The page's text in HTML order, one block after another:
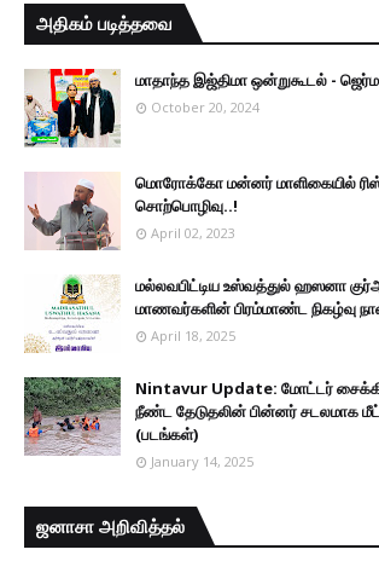
அதிகம் படித்தவை
மாதாந்த இஜ்திமா ஒன்றுகூடல் -
October 20, 2024
மொரோக்கோ மன்னர் மாளிகையில் ரிஸ்வி
சொற்பொழிவு..!
April 02, 2023
மல்லவபிட்டிய உஸ்வத்துல் ஹஸனா
மாணவர்களின் பிரம்மாண்ட நிகழ்வு
April 18, 2025
Nintavur Update: மோட்டர் சைக்கிள்
நீண்ட தேடுதலின் பின்னர் சடலமாக
(படங்கள்)
January 14, 2025
ஜனாசா அறிவித்தல்